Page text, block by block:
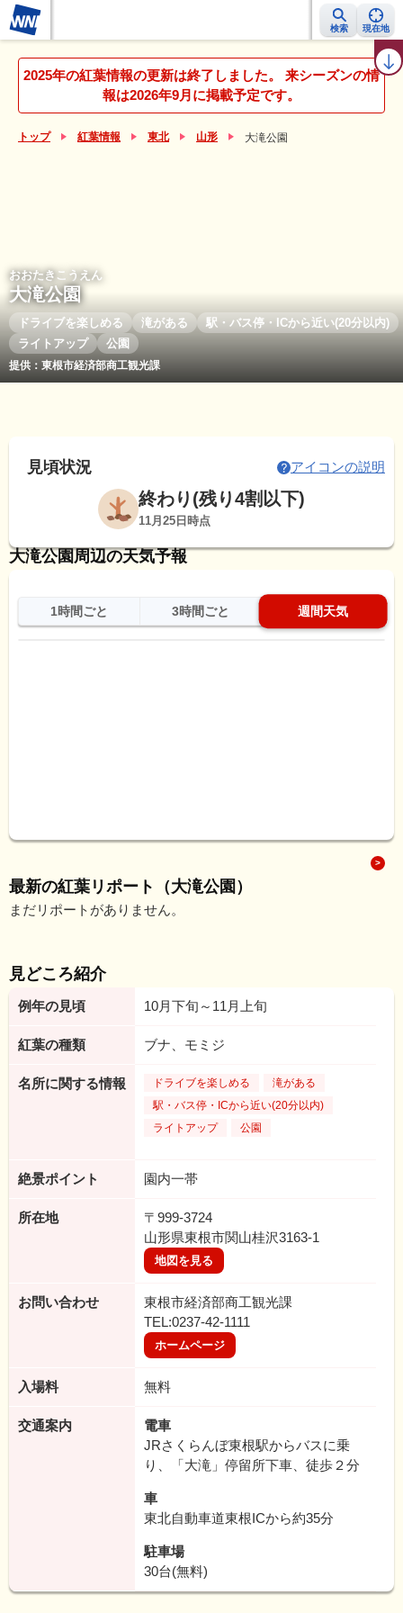
検索 現在地
紅葉レーダー 紅葉ニュース 京都 見頃カレンダー 名所ランキング
2025年の紅葉情報の更新は終了しました。 来シーズンの情
報は2026年9月に掲載予定です。
トップ 紅葉情報 東北 山形 大滝公園
おおたきこうえん
大滝公園
ドライブを楽しめる 滝がある
駅・バス停・ICから近い(20分以内)
ライトアップ
公園
提供：東根市経済部商工観光課
見頃状況 アイコンの説明
終わり(残り4割以下)
11月25日時点
大滝公園周辺の天気予報
1時間ごと 3時間ごと 週間天気
最新の紅葉リポート（大滝公園）
まだリポートがありません。
見どころ紹介
例年の見頃 10月下旬～11月上旬
紅葉の種類 ブナ、モミジ
名所に関する情報 ドライブを楽しめる
滝がある
駅・バス停・ICから近い(20分以内)
ライトアップ
公園
絶景ポイント 園内一帯
所在地
〒999-3724
山形県東根市関山桂沢3163-1
地図を見る
お問い合わせ
東根市経済部商工観光課
TEL:0237-42-1111
ホームページ
入場料 無料
交通案内
電車
JRさくらんぼ東根駅からバスに乗
り、「大滝」停留所下車、徒歩２分
車
東北自動車道東根ICから約35分
駐車場
30台(無料)